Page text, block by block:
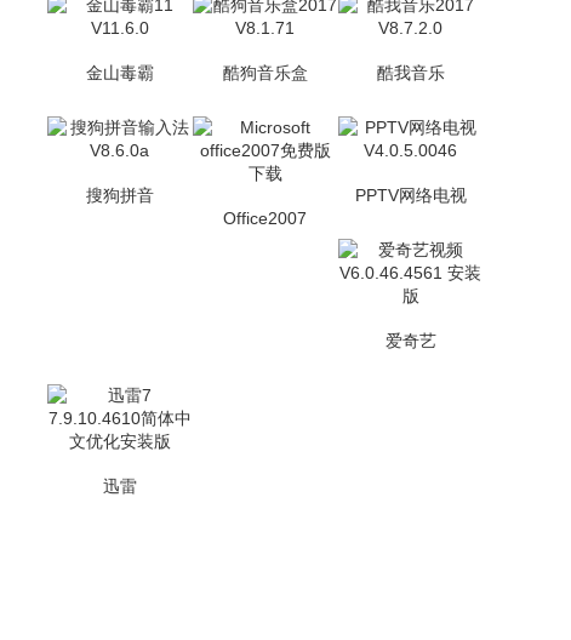
金山毒霸 酷狗音乐盒 酷我音乐
搜狗拼音
Office2007
PPTV网络电视
爱奇艺
迅雷